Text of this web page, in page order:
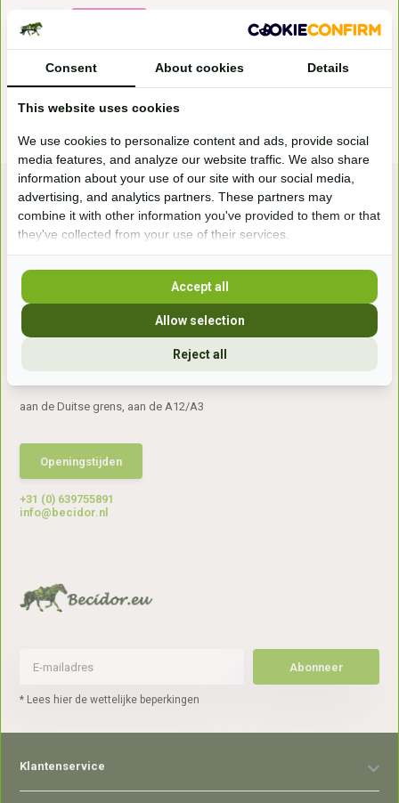
Bezoek onze
winkel
Handelsweg 6a
aan de Duitse grens, aan de A12/A3
Openingstijden
+31 (0) 639755891
info@becidor.nl
Abonneer
* Lees hier de wettelijke beperkingen
Klantenservice
Consent About cookies Details
This website uses cookies
We use cookies to personalize content and ads, provide social
media features, and analyze our website traffic. We also share
information about your use of our site with our social media,
advertising, and analytics partners. These partners may
combine it with other information you've provided to them or that
they've collected from your use of their services.
Reject all
Allow selection
Accept all